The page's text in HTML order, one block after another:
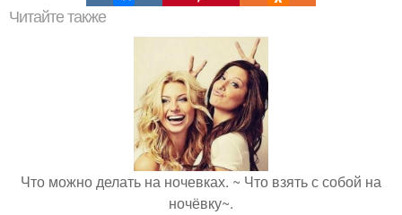
Читайте также
Что можно делать на ночевках. ~ Что взять с собой на
ночёвку~.